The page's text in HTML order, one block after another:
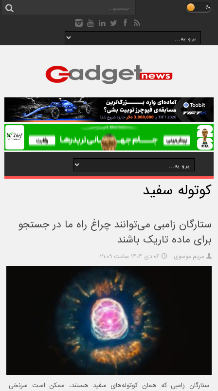
کوتوله سفید
ستارگان زامبی می‌توانند چراغ راه ما در جستجو
برای ماده تاریک باشند
مریم موسوی ۰۶ دی ۱۴۰۴ ساعت ۲۱:۰۹
ستارگان زامبی که همان کوتوله‌های سفید هستند، ممکن است سرنخی